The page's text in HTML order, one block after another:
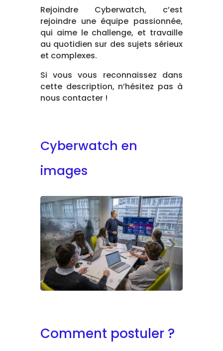
Rejoindre Cyberwatch, c’est
rejoindre une équipe passionnée,
qui aime le challenge, et travaille
au quotidien sur des sujets sérieux
et complexes.
Si vous vous reconnaissez dans
cette description, n’hésitez pas à
nous contacter !
Cyberwatch en
images
Comment postuler ?